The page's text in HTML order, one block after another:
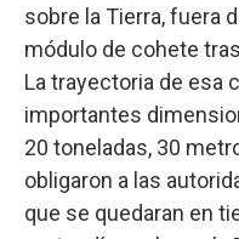
sobre la Tierra, fuera
módulo de cohete
La trayectoria de esa
importantes
20 toneladas, 30
obligaron a las
que se quedaran en